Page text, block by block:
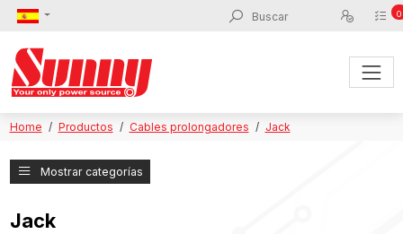
0
Home Productos Cables prolongadores Jack
Mostrar categorías
Jack